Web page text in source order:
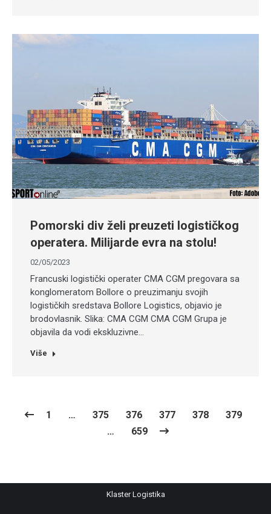
Pomorski div želi preuzeti logističkog
operatera. Milijarde evra na stolu!
02/05/2023
Francuski logistički operater CMA CGM pregovara sa
konglomeratom Bollore o preuzimanju svojih
logističkih sredstava Bollore Logistics, objavio je
brodovlasnik. Slika: CMA CGM CMA CGM Grupa je
objavila da vodi ekskluzivne…
Više
1 … 375 376 377 378
379
…
659
Klaster Logistika